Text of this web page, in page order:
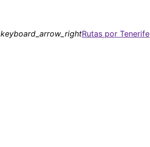
keyboard_arrow_rightRutas por Tenerife